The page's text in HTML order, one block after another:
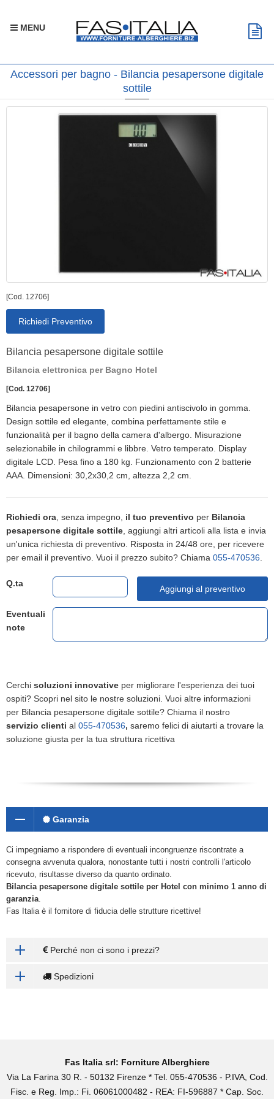
MENU
Accessori per bagno - Bilancia pesapersone digitale
sottile
[Cod. 12706]
Richiedi Preventivo
Bilancia pesapersone digitale sottile
Bilancia elettronica per Bagno Hotel
[Cod. 12706]
Bilancia pesapersone in vetro con piedini antiscivolo in gomma.
Design sottile ed elegante, combina perfettamente stile e
funzionalità per il bagno della camera d'albergo. Misurazione
selezionabile in chilogrammi e libbre. Vetro temperato. Display
digitale LCD. Pesa fino a 180 kg. Funzionamento con 2 batterie
AAA. Dimensioni: 30,2x30,2 cm, altezza 2,2 cm.
Richiedi ora, senza impegno, il tuo preventivo per Bilancia
pesapersone digitale sottile, aggiungi altri articoli alla lista e invia
un'unica richiesta di preventivo. Risposta in 24/48 ore, per ricevere
per email il preventivo. Vuoi il prezzo subito? Chiama 055-470536.
Q.ta
Aggiungi al preventivo
Eventuali
note
Cerchi soluzioni innovative per migliorare l'esperienza dei tuoi
ospiti? Scopri nel sito le nostre soluzioni. Vuoi altre informazioni
per Bilancia pesapersone digitale sottile? Chiama il nostro
servizio clienti al 055-470536, saremo felici di aiutarti a trovare la
soluzione giusta per la tua struttura ricettiva
Garanzia
Ci impegniamo a rispondere di eventuali incongruenze riscontrate a
consegna avvenuta qualora, nonostante tutti i nostri controlli l'articolo
ricevuto, risultasse diverso da quanto ordinato.
Bilancia pesapersone digitale sottile per Hotel con minimo 1 anno di
garanzia.
Fas Italia è il fornitore di fiducia delle strutture ricettive!
Perché non ci sono i prezzi?
Spedizioni
Fas Italia srl: Forniture Alberghiere
Via La Farina 30 R. - 50132 Firenze * Tel. 055-470536 - P.IVA, Cod.
Fisc. e Reg. Imp.: Fi. 06061000482 - REA: FI-596887 * Cap. Soc.